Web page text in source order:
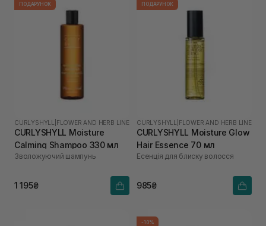
ПОДАРУНОК
CURLYSHYLL FLOWER AND HERB LINE
CURLYSHYLL Moisture
Calming Shampoo 330 мл
Зволожуючий шампунь
1 195₴
ПОДАРУНОК
CURLYSHYLL FLOWER AND HERB LINE
CURLYSHYLL Moisture Glow
Hair Essence 70 мл
Есенція для блиску волосся
985₴
-10%